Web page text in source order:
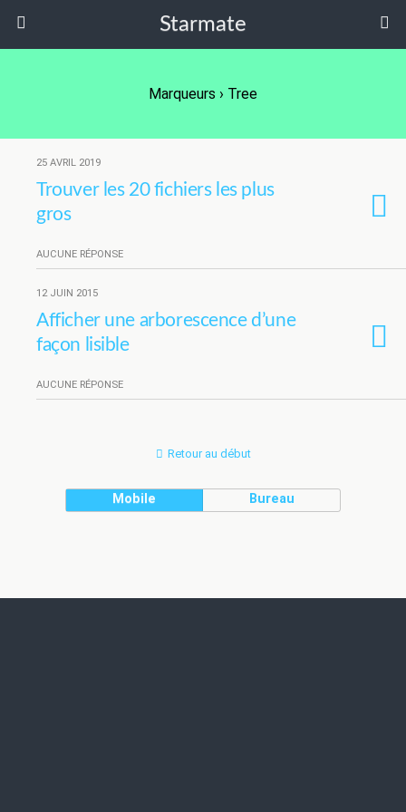
Starmate
Marqueurs › Tree
25 AVRIL 2019
Trouver les 20 fichiers les plus
gros
AUCUNE RÉPONSE
12 JUIN 2015
Afficher une arborescence d’une
façon lisible
AUCUNE RÉPONSE
Retour au début
Mobile Bureau